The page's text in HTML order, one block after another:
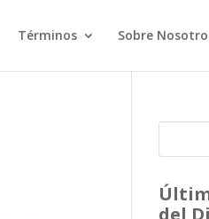
Términos Sobre
del